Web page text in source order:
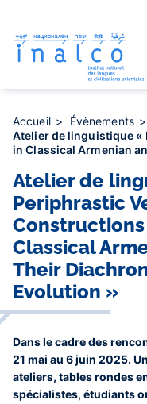
contenu
principal
Accueil
Évènements
Atelier de linguistique
in Classical Armenian
Atelier de
Periphrastic
Classical
Their
Evolution »
Dans le cadre des
21 mai au 6 juin 2025.
ateliers, tables rondes
spécialistes, étudiants